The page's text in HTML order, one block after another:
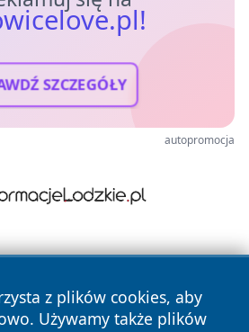
SZCZEGÓŁY
autopromocja
z plików cookies, aby
Używamy także plików